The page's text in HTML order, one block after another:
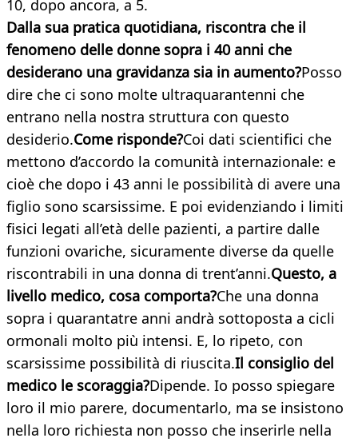
10, dopo ancora, a 5.
Dalla sua pratica quotidiana, riscontra che il
fenomeno delle donne sopra i 40 anni che
desiderano una gravidanza sia in aumento?Posso
dire che ci sono molte ultraquarantenni che
entrano nella nostra struttura con questo
desiderio.Come risponde?Coi dati scientifici che
mettono d’accordo la comunità internazionale: e
cioè che dopo i 43 anni le possibilità di avere una
figlio sono scarsissime. E poi evidenziando i limiti
fisici legati all’età delle pazienti, a partire dalle
funzioni ovariche, sicuramente diverse da quelle
riscontrabili in una donna di trent’anni.Questo, a
livello medico, cosa comporta?Che una donna
sopra i quarantatre anni andrà sottoposta a cicli
ormonali molto più intensi. E, lo ripeto, con
scarsissime possibilità di riuscita.Il consiglio del
medico le scoraggia?Dipende. Io posso spiegare
loro il mio parere, documentarlo, ma se insistono
nella loro richiesta non posso che inserirle nella